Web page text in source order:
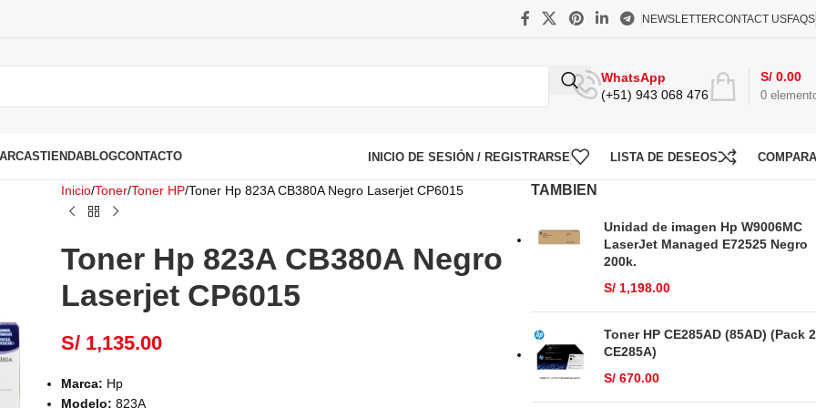
NEWSLETTERCONTACT USFAQS
WhatsApp
(+51) 943 068 476
0
S/ 0.00
TIENDABLOGCONTACTO INICIO DE SESIÓN / REGISTRARSE LISTA DE DESEOS
Inicio Toner Toner HP Toner Hp 823A CB380A Negro Laserjet CP6015
Toner Hp 823A CB380A Negro
Laserjet CP6015
S/ 1,135.00
Marca: Hp
Modelo: 823A
TAMBIEN
Unidad de imagen Hp W9006MC
LaserJet Managed E72525 Negro
200k.
S/1,198.00
Toner HP CE285AD (85AD) (Pack 2
CE285A)
S/670.00